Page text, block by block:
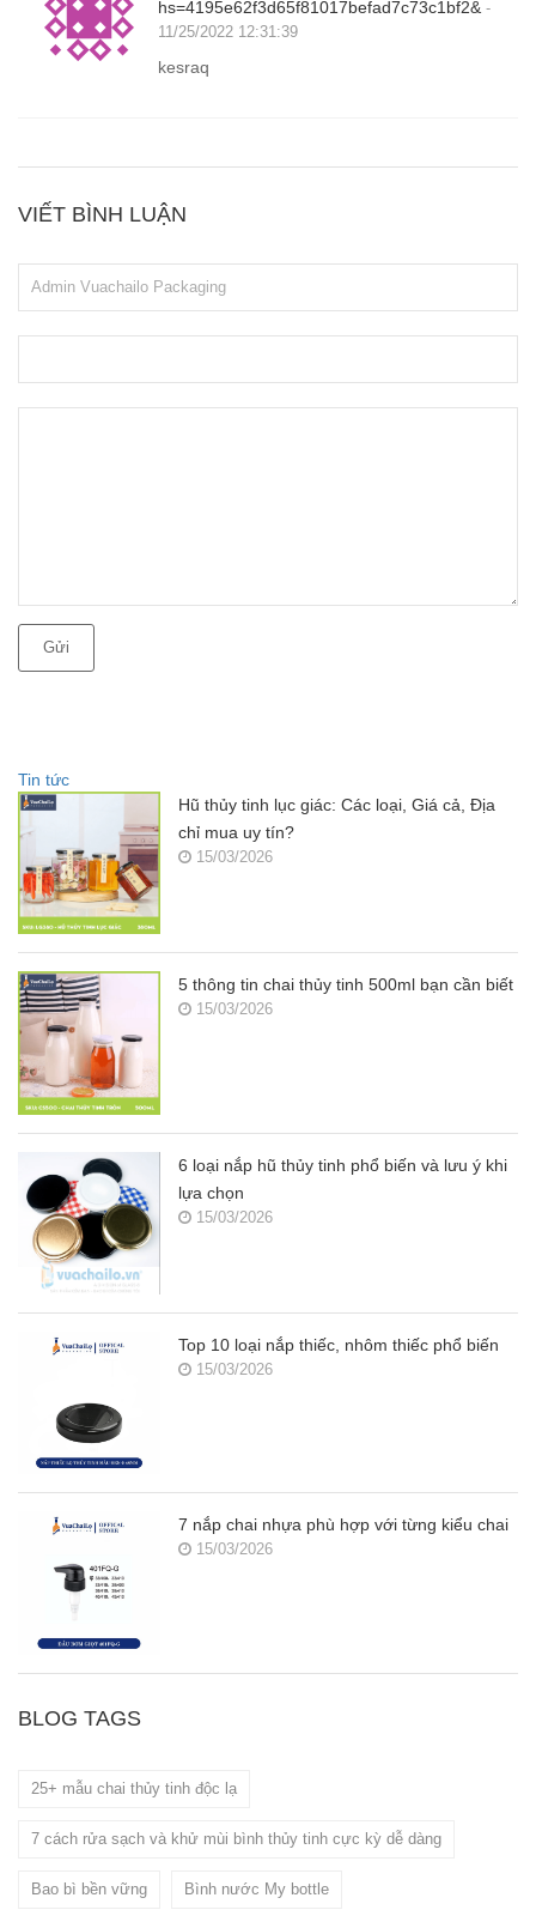
hs=4195e62f3d65f81017befad7c73c1bf2& -
11/25/2022 12:31:39
kesraq
VIẾT BÌNH LUẬN
Gửi
Tin tức
Hũ thủy tinh lục giác: Các loại, Giá cả, Địa
chỉ mua uy tín?
15/03/2026
5 thông tin chai thủy tinh 500ml bạn cần biết
15/03/2026
6 loại nắp hũ thủy tinh phổ biến và lưu ý khi
lựa chọn
15/03/2026
Top 10 loại nắp thiếc, nhôm thiếc phổ biến
15/03/2026
7 nắp chai nhựa phù hợp với từng kiểu chai
15/03/2026
BLOG TAGS
25+ mẫu chai thủy tinh độc lạ
7 cách rửa sạch và khử mùi bình thủy tinh cực kỳ dễ dàng
Bao bì bền vững Bình nước My bottle